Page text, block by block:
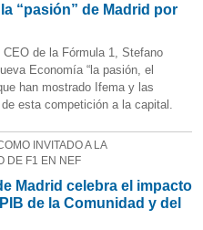
“pasión” de Madrid por
de la Fórmula 1, Stefano
Economía “la pasión, el
han mostrado Ifema y las
esta competición a la capital.
INVITADO A LA
DE F1 EN NEF
Madrid celebra el impacto
de la Comunidad y del